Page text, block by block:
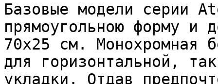
Базовые модели серии
прямоугольною форму и
70х25 см. Монохромная
для горизонтальной,
укладки. Отдав